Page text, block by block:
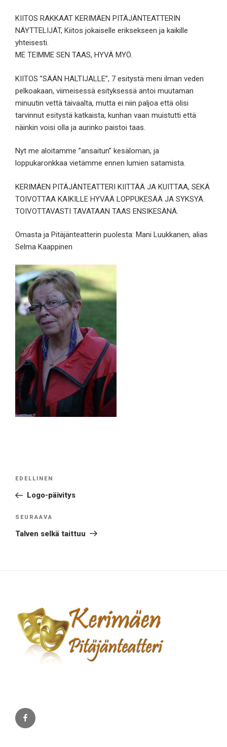
KIITOS RAKKAAT KERIMÄEN PITÄJÄNTEATTERIN
NÄYTTELIJÄT, Kiitos jokaiselle eriksekseen ja kaikille
yhteisesti.
ME TEIMME SEN TAAS, HYVÄ MYÖ.
KIITOS ”SÄÄN HALTIJALLE”, 7 esitystä meni ilman veden
pelkoakaan, viimeisessä esityksessä antoi muutaman
minuutin vettä taivaalta, mutta ei niin paljoa että olisi
tarvinnut esitystä katkaista, kunhan vaan muistutti että
näinkin voisi olla ja aurinko paistoi taas.
Nyt me aloitamme ”ansaitun” kesäloman, ja
loppukaronkkaa vietämme ennen lumien satamista.
KERIMÄEN PITÄJÄNTEATTERI KIITTÄÄ JA KUITTAA, SEKÄ
TOIVOTTAA KAIKILLE HYVÄÄ LOPPUKESÄÄ JA SYKSYÄ.
TOIVOTTAVASTI TAVATAAN TAAS ENSIKESÄNÄ.
Omasta ja Pitäjänteatterin puolesta: Mani Luukkanen, alias
Selma Kaappinen
Artikkelien
Edellinen
artikkeli
EDELLINEN
Logo-päivitys
Seuraava
artikkeli
SEURAAVA
Talven selkä taittuu
Facebook